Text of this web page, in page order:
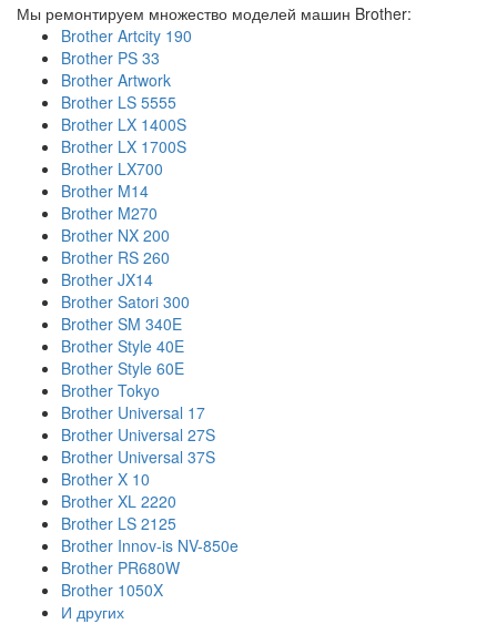
Мы ремонтируем множество моделей машин Brother:
Brother Artcity 190
Brother PS 33
Brother Artwork
Brother LS 5555
Brother LX 1400S
Brother LX 1700S
Brother LX700
Brother M14
Brother M270
Brother NX 200
Brother RS 260
Brother JX14
Brother Satori 300
Brother SM 340E
Brother Style 40E
Brother Style 60E
Brother Tokyo
Brother Universal 17
Brother Universal 27S
Brother Universal 37S
Brother X 10
Brother XL 2220
Brother LS 2125
Brother Innov-is NV-850e
Brother PR680W
Brother 1050X
И других